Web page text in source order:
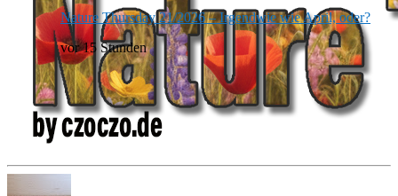
Nature Thursday 21/2026 – Irgendwie wie April, oder?
vor 15 Stunden